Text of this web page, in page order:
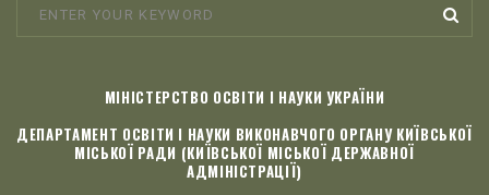
МІНІСТЕРСТВО ОСВІТИ І НАУКИ УКРАЇНИ
ДЕПАРТАМЕНТ ОСВІТИ І НАУКИ ВИКОНАВЧОГО ОРГАНУ КИЇВСЬКОЇ
МІСЬКОЇ РАДИ (КИЇВСЬКОЇ МІСЬКОЇ ДЕРЖАВНОЇ
АДМІНІСТРАЦІЇ)